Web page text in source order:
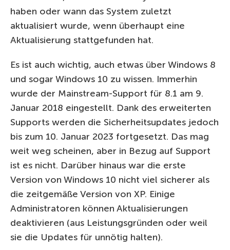
haben oder wann das System zuletzt
aktualisiert wurde, wenn überhaupt eine
Aktualisierung stattgefunden hat.
Es ist auch wichtig, auch etwas über Windows 8
und sogar Windows 10 zu wissen. Immerhin
wurde der Mainstream-Support für 8.1 am 9.
Januar 2018 eingestellt. Dank des erweiterten
Supports werden die Sicherheitsupdates jedoch
bis zum 10. Januar 2023 fortgesetzt. Das mag
weit weg scheinen, aber in Bezug auf Support
ist es nicht. Darüber hinaus war die erste
Version von Windows 10 nicht viel sicherer als
die zeitgemäße Version von XP. Einige
Administratoren können Aktualisierungen
deaktivieren (aus Leistungsgründen oder weil
sie die Updates für unnötig halten).